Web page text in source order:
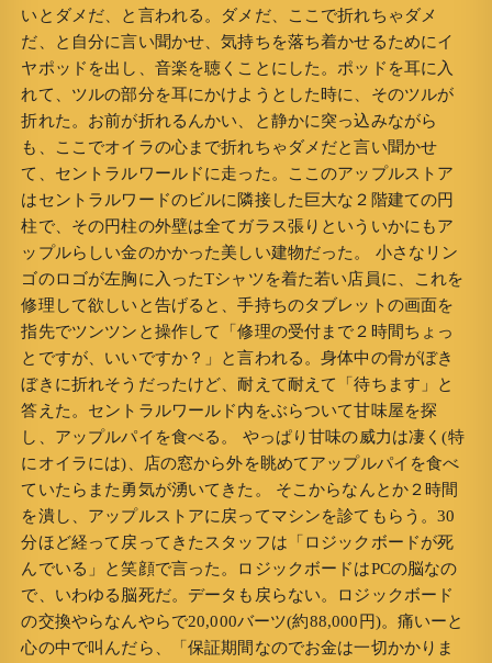
いとダメだ、と言われる。ダメだ、ここで折れちゃダメ
だ、と自分に言い聞かせ、気持ちを落ち着かせるためにイ
ヤポッドを出し、音楽を聴くことにした。ポッドを耳に入
れて、ツルの部分を耳にかけようとした時に、そのツルが
折れた。お前が折れるんかい、と静かに突っ込みながら
も、ここでオイラの心まで折れちゃダメだと言い聞かせ
て、セントラルワールドに走った。ここのアップルストア
はセントラルワードのビルに隣接した巨大な２階建ての円
柱で、その円柱の外壁は全てガラス張りといういかにもア
ップルらしい金のかかった美しい建物だった。 小さなリン
ゴのロゴが左胸に入ったTシャツを着た若い店員に、これを
修理して欲しいと告げると、手持ちのタブレットの画面を
指先でツンツンと操作して「修理の受付まで２時間ちょっ
とですが、いいですか？」と言われる。身体中の骨がぼき
ぼきに折れそうだったけど、耐えて耐えて「待ちます」と
答えた。セントラルワールド内をぶらついて甘味屋を探
し、アップルパイを食べる。 やっぱり甘味の威力は凄く(特
にオイラには)、店の窓から外を眺めてアップルパイを食べ
ていたらまた勇気が湧いてきた。 そこからなんとか２時間
を潰し、アップルストアに戻ってマシンを診てもらう。30
分ほど経って戻ってきたスタッフは「ロジックボードが死
んでいる」と笑顔で言った。ロジックボードはPCの脳なの
で、いわゆる脳死だ。データも戻らない。ロジックボード
の交換やらなんやらで20,000バーツ(約88,000円)。痛いーと
心の中で叫んだら、「保証期間なのでお金は一切かかりま